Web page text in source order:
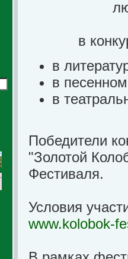
в
в
в
в
Победители
"Золотой
Фестиваля.
Условия
www.kolobok-